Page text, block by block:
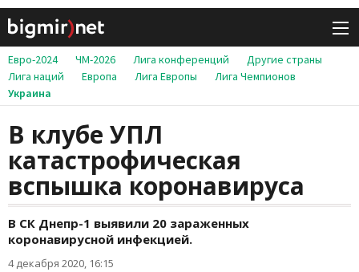
Евро-2024 ЧМ-2026 Лига конференций
Другие страны
Лига наций
Европа Лига Европы
Лига Чемпионов
Украина
В клубе УПЛ
катастрофическая
вспышка коронавируса
В СК Днепр-1 выявили 20 зараженных
коронавирусной инфекцией.
4 декабря 2020, 16:15